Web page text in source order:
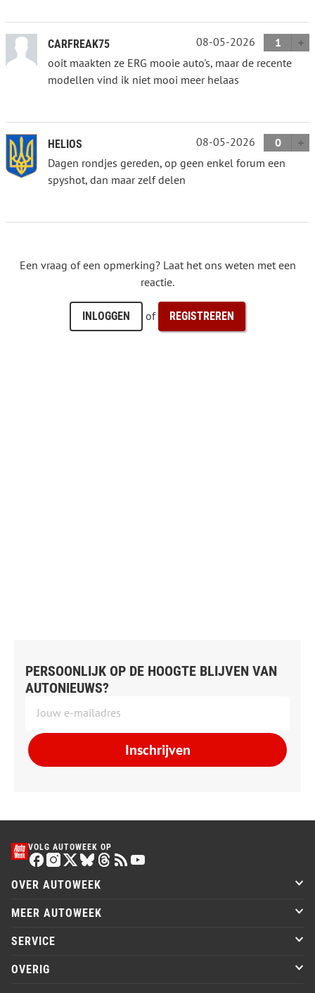
CARFREAK75 08-05-2026
1
ooit maakten ze ERG mooie auto's, maar de recente
modellen vind ik niet mooi meer helaas
HELIOS 08-05-2026
0
Dagen rondjes gereden, op geen enkel forum een
spyshot, dan maar zelf delen
Een vraag of een opmerking? Laat het ons weten met een
reactie.
INLOGGEN of REGISTREREN
PERSOONLIJK OP DE HOOGTE BLIJVEN VAN
AUTONIEUWS?
Inschrijven
VOLG AUTOWEEK OP
OVER AUTOWEEK
MEER AUTOWEEK
SERVICE
OVERIG